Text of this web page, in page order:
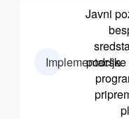
Implementacija
Javni